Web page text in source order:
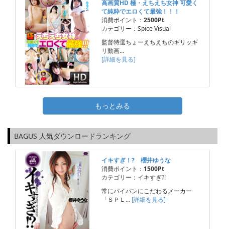
高画質HD 極・えちえち女神 可愛く
て純粋でエロくて最強！！！
消費ポイント： 2500Pt
カテゴリー：Spice Visual
監督特選ちょーえちえちのギリッギ
リ動画…
[詳細を見る]
もっとみる
BAGUS 人気ダウンロードランキング
イキすぎ！? 櫻井ゆうな
消費ポイント： 1500Pt
カテゴリー：イキすぎ?!
常にパイパンにこだわるメーカー
「ＳＰＬ… [詳細を見る]